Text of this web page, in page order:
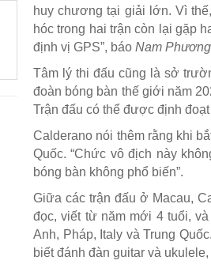
huy chương tại giải lớn. Vì
hóc trong hai trận còn lại gặp
định vị GPS”, báo Nam Phương
Tâm lý thi đấu cũng là sở
đoàn bóng bàn thế giới năm
Trận đấu có thể được định
Calderano nói thêm rằng khi
Quốc. “Chức vô địch này
bóng bàn không phổ biến”.
Giữa các trận đấu ở Macau,
đọc, viết từ năm mới 4 tuổi,
Anh, Pháp, Italy và Trung
biết đánh đàn guitar và